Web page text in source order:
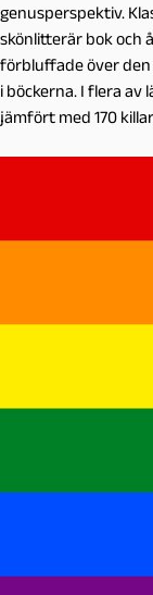
genusperspektiv.
skönlitterär bok och
förbluffade över den
i böckerna. I flera av
jämfört med 170